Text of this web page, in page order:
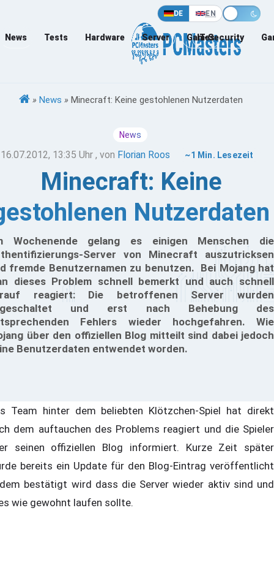
DE EN
News Tests Hardware Server Games
IT-Security
» News » Minecraft: Keine gestohlenen Nutzerdaten
News
16.07.2012, 13:35 Uhr , von Florian Roos ~1 Min. Lesezeit
Minecraft: Keine
Nutzerdaten
Wochenende gelang es einigen Menschen die
Server von Minecraft auszutricksen
fremde Benutzernamen zu benutzen. Bei Mojang hat
dieses Problem schnell bemerkt und auch schnell
reagiert: Die betroffenen Server wurden
und erst nach Behebung des
Fehlers wieder hochgefahren. Wie
über den offiziellen Blog mitteilt sind dabei jedoch
Benutzerdaten entwendet worden.
Team hinter dem beliebten Klötzchen-Spiel hat direkt
dem auftauchen des Problems reagiert und die Spieler
seinen offiziellen Blog informiert. Kurze Zeit später
bereits ein Update für den Blog-Eintrag veröffentlicht
bestätigt wird dass die Server wieder aktiv sind und
wie gewohnt laufen sollte.